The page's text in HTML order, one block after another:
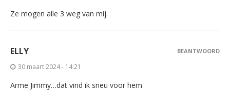
Ze mogen alle 3 weg van mij.
ELLY
30 maart 2024 - 14:21
Arme Jimmy…dat vind ik sneu voor hem
BEANTWOORD